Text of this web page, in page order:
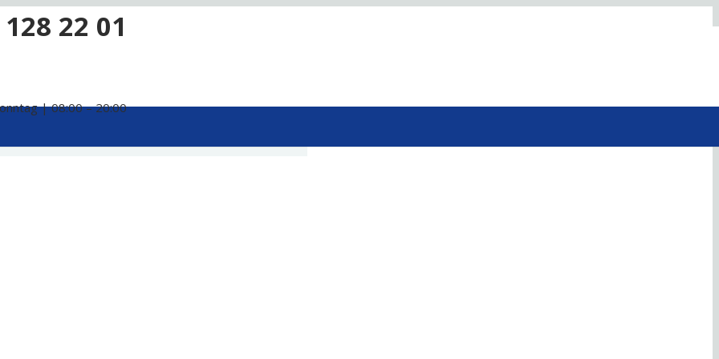
22 01
| 08:00 – 20:00